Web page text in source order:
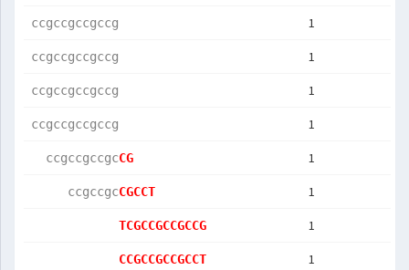
ccgccgccgccg 1
ccgccgccgccg 1
ccgccgccgccg 1
ccgccgccgccg 1
  ccgccgccgc
CG 1
     ccgccgc
CGCCT 1
TCGCCGCCGCCG 1
CCGCCGCCGCCT 1